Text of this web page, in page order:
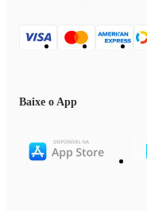
Baixe o App